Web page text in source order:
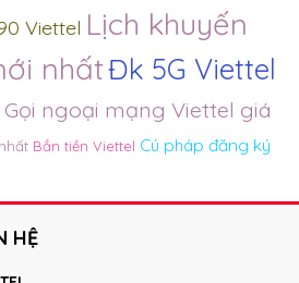
Viettel Lịch khuyến
nhấtĐk 5G Viettel
Gọi ngoại mạng Viettel giá
Bắn tiền Viettel Cú pháp đăng ký
HỆ